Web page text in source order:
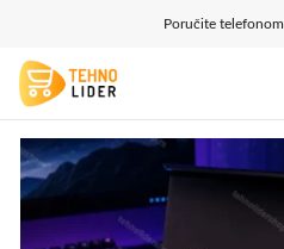
Poručite telefonom